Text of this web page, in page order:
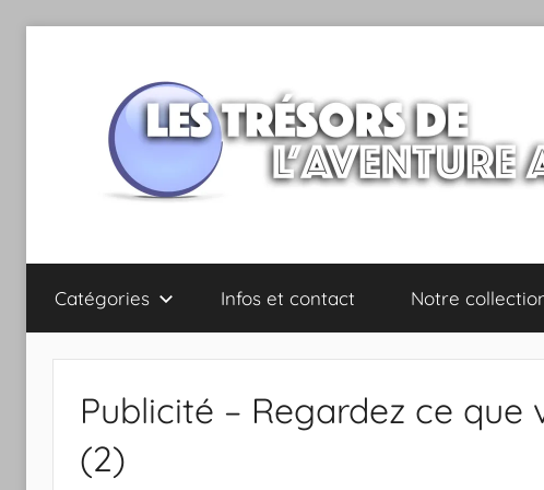
Les
trésors
l'Aventure
Catégories Infos et contact Notre
Publicité – Regardez ce
(2)